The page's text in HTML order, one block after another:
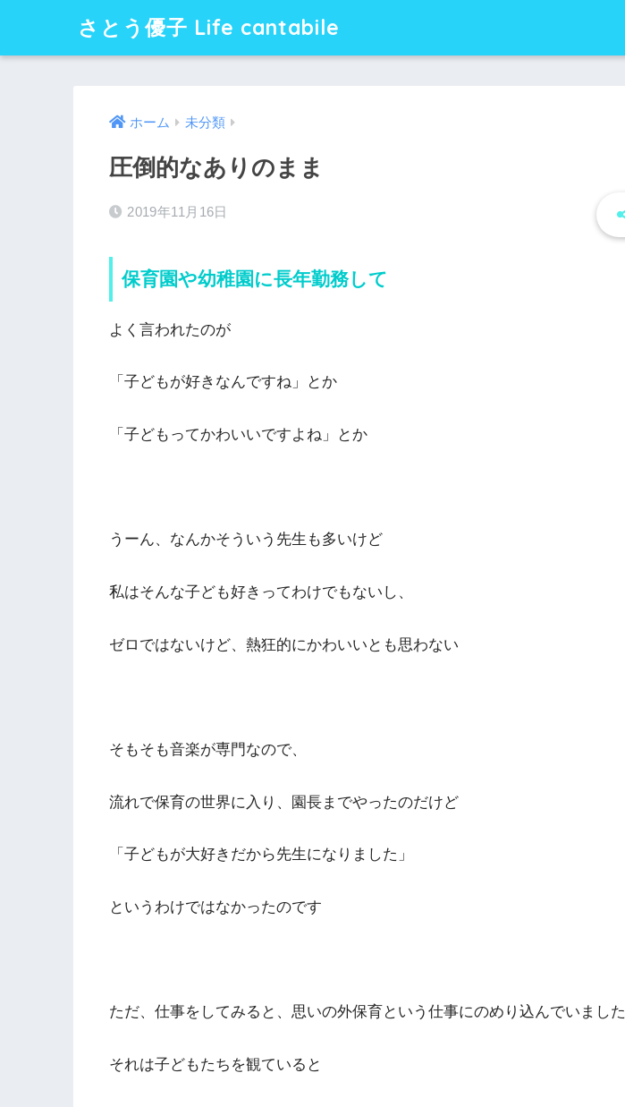
さとう優子 Life cantabile
ホーム 未分類
圧倒的なありのまま
2019年11月16日
保育園や幼稚園に長年勤務して
よく言われたのが
「子どもが好きなんですね」とか
「子どもってかわいいですよね」とか
うーん、なんかそういう先生も多いけど
私はそんな子ども好きってわけでもないし、
ゼロではないけど、熱狂的にかわいいとも思わない
そもそも音楽が専門なので、
流れで保育の世界に入り、園長までやったのだけど
「子どもが大好きだから先生になりました」
というわけではなかったのです
ただ、仕事をしてみると、思いの外保育という仕事にのめり込んでいました
それは子どもたちを観ていると